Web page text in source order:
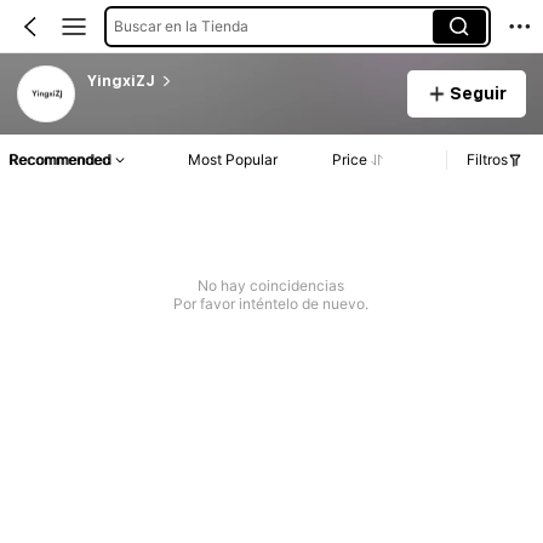
Buscar en la Tienda
YingxiZJ
Seguir
Recommended Most Popular Price Filtros
No hay coincidencias
Por favor inténtelo de nuevo.